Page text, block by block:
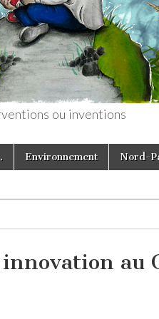
ou inventions
Environnement Nord-
au